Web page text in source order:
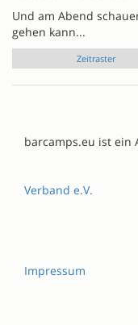
Und am Abend
gehen kann...
Zeitraster
barcamps.eu ist ein
Verband e.V.
Impressum